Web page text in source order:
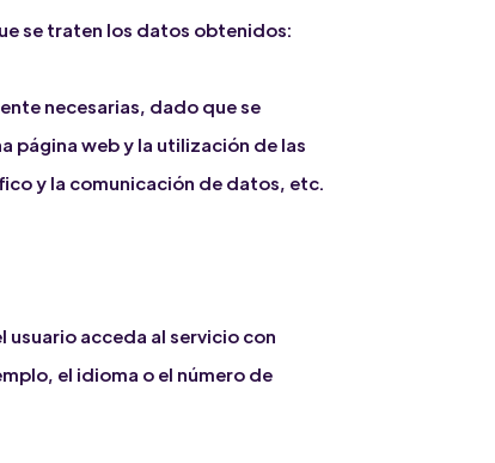
se traten los datos obtenidos:
necesarias, dado que se
página web y la utilización de las
y la comunicación de datos, etc.
acceda al servicio con
el idioma o el número de